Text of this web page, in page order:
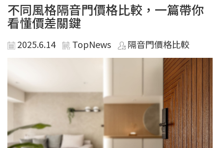
不同風格隔音門價格比較，一篇帶你
看懂價差關鍵
2025.6.14 TopNews 隔音門價格比較